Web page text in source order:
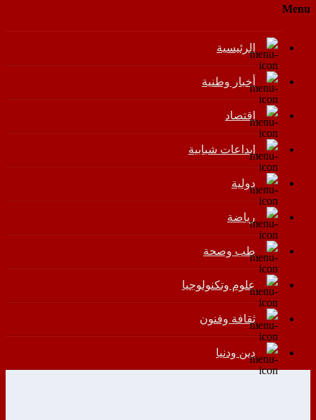
Menu
الرئيسية
أخبار وطنية
اقتصاد
إبداعات شبابية
دولية
رياضة
طب وصحة
علوم وتكنولوجيا
ثقافة وفنون
دين ودنيا